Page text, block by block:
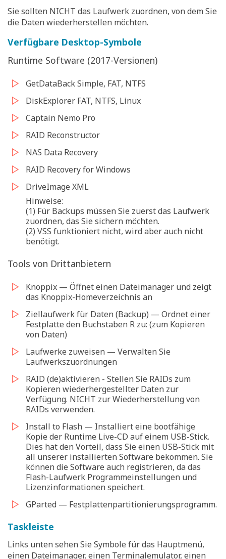
Sie sollten NICHT das Laufwerk zuordnen, von dem Sie
die Daten wiederherstellen möchten.
Verfügbare Desktop-Symbole
Runtime Software (2017-Versionen)
GetDataBack Simple, FAT, NTFS
DiskExplorer FAT, NTFS, Linux
Captain Nemo Pro
RAID Reconstructor
NAS Data Recovery
RAID Recovery for Windows
DriveImage XML
Hinweise:
(1) Für Backups müssen Sie zuerst das Laufwerk
zuordnen, das Sie sichern möchten.
(2) VSS funktioniert nicht, wird aber auch nicht
benötigt.
Tools von Drittanbietern
Knoppix — Öffnet einen Dateimanager und zeigt
das Knoppix-Homeverzeichnis an
Ziellaufwerk für Daten (Backup) — Ordnet einer
Festplatte den Buchstaben R zu: (zum Kopieren
von Daten)
Laufwerke zuweisen — Verwalten Sie
Laufwerkszuordnungen
RAID (de)aktivieren - Stellen Sie RAIDs zum
Kopieren wiederhergestellter Daten zur
Verfügung. NICHT zur Wiederherstellung von
RAIDs verwenden.
Install to Flash — Installiert eine bootfähige
Kopie der Runtime Live-CD auf einem USB-Stick.
Dies hat den Vorteil, dass Sie einen USB-Stick mit
all unserer installierten Software bekommen. Sie
können die Software auch registrieren, da das
Flash-Laufwerk Programmeinstellungen und
Lizenzinformationen speichert.
GParted — Festplattenpartitionierungsprogramm.
Taskleiste
Links unten sehen Sie Symbole für das Hauptmenü,
einen Dateimanager, einen Terminalemulator, einen